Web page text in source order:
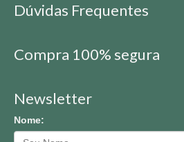
Dúvidas Frequentes
Compra 100% segura
Newsletter
Nome: